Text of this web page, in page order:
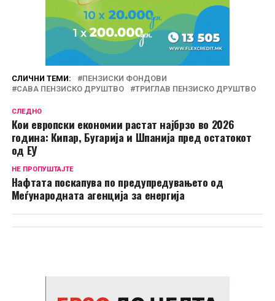
СЛИЧНИ ТЕМИ:
ПЕНЗИСКИ ФОНДОВИ
САВА ПЕНЗИСКО ДРУШТВО
ТРИГЛАВ ПЕНЗИСКО ДРУШТВО
СЛЕДНО
Кои европски економии растат најбрзо во 2026
година: Кипар, Бугарија и Шпанија пред остатокот
од ЕУ
НЕ ПРОПУШТАЈТЕ
Нафтата поскапува по предупредувањето од
Меѓународната агенција за енергија